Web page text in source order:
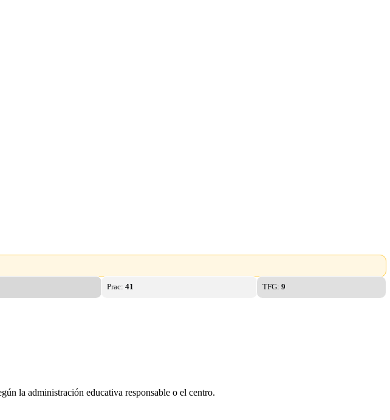
Prac:41 TFG:9
la administración educativa responsable o el centro.